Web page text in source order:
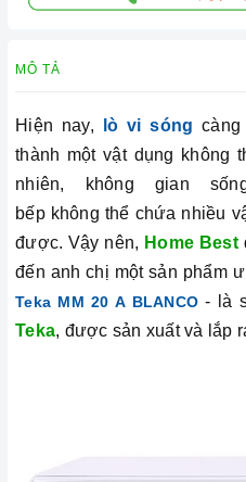
MÔ TẢ
Hiện nay, lò vi sóng
thành một vật dụng không
nhiên, không gian
bếp không thể chứa nhiều
được. Vậy nên, Home Best
đến anh chị một sản phẩm
Teka MM 20 A BLANCO - là
Teka, được sản xuất và lắp